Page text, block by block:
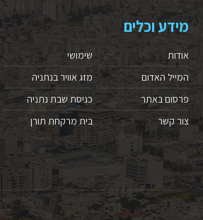
מידע וכלים
אודות
המייל האדום
פרסום באתר
צור קשר
שימושי
מזג אוויר בנתניה
כניסת שבת נתניה
בית מרקחת תורן